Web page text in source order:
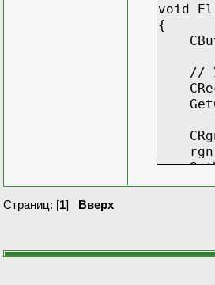
void
{
//
}
Страниц: [1] Вверх